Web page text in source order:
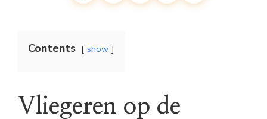
Contents show
Vliegeren op de